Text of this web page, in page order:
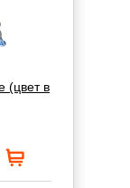
(цвет в